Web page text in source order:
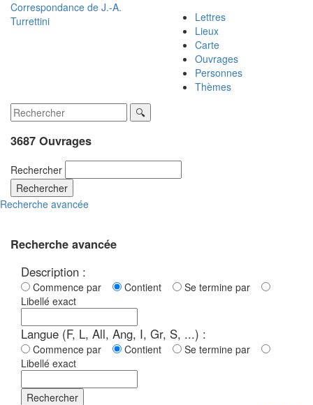
Correspondance de J.-A.
Turrettini
Lettres
Lieux
Carte
Ouvrages
Personnes
Thèmes
3687 Ouvrages
Rechercher
Rechercher
Recherche avancée
Recherche avancée
Description :
Commence par Contient
Se termine par
Libellé exact
Langue (F, L, All, Ang, I, Gr, S, ...) :
Commence par Contient
Se termine par
Libellé exact
Rechercher